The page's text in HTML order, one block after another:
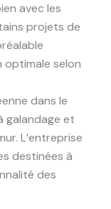
avec les
projets de
selon
dans le
galandage et
L’entreprise
destinées à
des